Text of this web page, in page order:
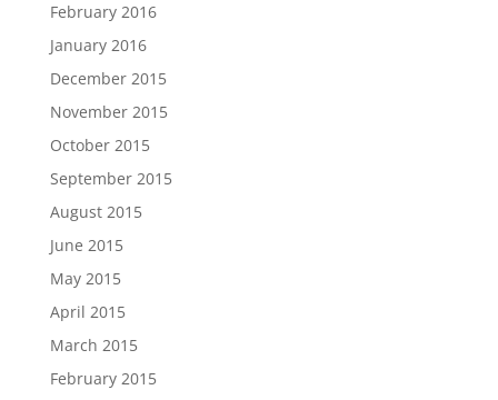
February 2016
January 2016
December 2015
November 2015
October 2015
September 2015
August 2015
June 2015
May 2015
April 2015
March 2015
February 2015